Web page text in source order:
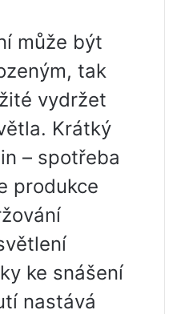
může být
tak
vydržet
Krátký
– spotřeba
produkce
ke snášení
nastává